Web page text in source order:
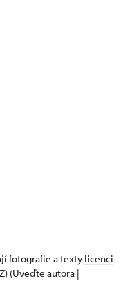
fotografie a texty licenci
(Uveďte autora |